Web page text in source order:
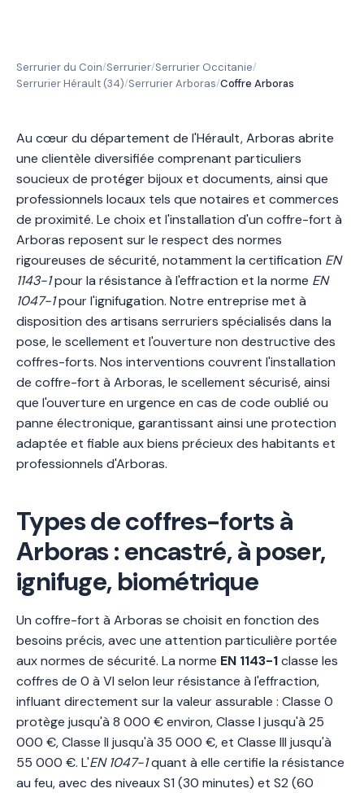
Serrurier du Coin/Serrurier/Serrurier Occitanie/
Serrurier Hérault (34)/Serrurier Arboras/Coffre Arboras
Au cœur du département de l'Hérault, Arboras abrite
une clientèle diversifiée comprenant particuliers
soucieux de protéger bijoux et documents, ainsi que
professionnels locaux tels que notaires et commerces
de proximité. Le choix et l'installation d'un coffre-fort à
Arboras reposent sur le respect des normes
rigoureuses de sécurité, notamment la certification EN
1143-1pour la résistance à l'effraction et la norme EN
1047-1pour l'ignifugation. Notre entreprise met à
disposition des artisans serruriers spécialisés dans la
pose, le scellement et l'ouverture non destructive des
coffres-forts. Nos interventions couvrent l'installation
de coffre-fort à Arboras, le scellement sécurisé, ainsi
que l'ouverture en urgence en cas de code oublié ou
panne électronique, garantissant ainsi une protection
adaptée et fiable aux biens précieux des habitants et
professionnels d'Arboras.
Types de coffres-forts à
Arboras : encastré, à poser,
ignifuge, biométrique
Un coffre-fort à Arboras se choisit en fonction des
besoins précis, avec une attention particulière portée
aux normes de sécurité. La norme EN 1143-1classe les
coffres de 0 à VI selon leur résistance à l'effraction,
influant directement sur la valeur assurable : Classe 0
protège jusqu'à 8 000 € environ, Classe I jusqu'à 25
000 €, Classe II jusqu'à 35 000 €, et Classe III jusqu'à
55 000 €. L'EN 1047-1quant à elle certifie la résistance
au feu, avec des niveaux S1 (30 minutes) et S2 (60